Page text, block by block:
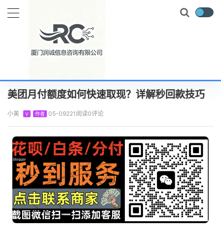
当前位置： 首页 知识百科
美团月付额度如何快速取现？详解秒回款技巧
小美 V 作者 05-09221阅读0评论